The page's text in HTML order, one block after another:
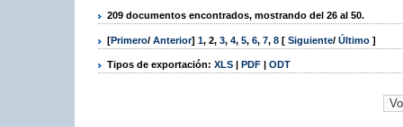
209 documentos encontrados, mostrando del 26 al 50.
[Primero/ Anterior] 1, 2, 3, 4, 5, 6, 7, 8 [ Siguiente/ Último ]
Tipos de exportación: XLS | PDF | ODT